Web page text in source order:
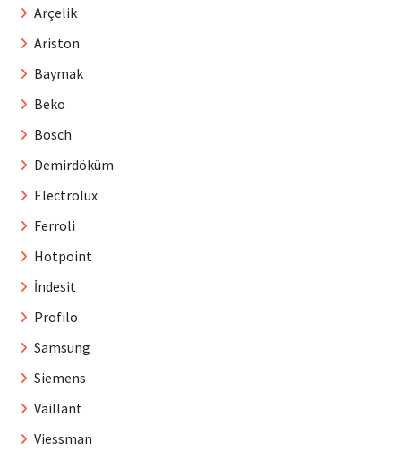
Arçelik
Ariston
Baymak
Beko
Bosch
Demirdöküm
Electrolux
Ferroli
Hotpoint
İndesit
Profilo
Samsung
Siemens
Vaillant
Viessman